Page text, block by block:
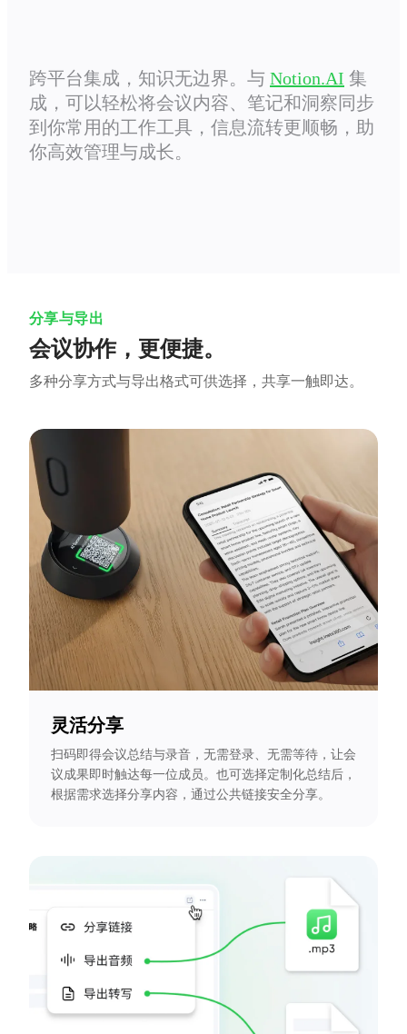
跨平台集成，知识无边界。与 Notion.AI 集
成，可以轻松将会议内容、笔记和洞察同步
到你常用的工作工具，信息流转更顺畅，助
你高效管理与成长。
分享与导出
会议协作，更便捷。
多种分享方式与导出格式可供选择，共享一触即达。
灵活分享
扫码即得会议总结与录音，无需登录、无需等待，让会
议成果即时触达每一位成员。也可选择定制化总结后，
根据需求选择分享内容，通过公共链接安全分享。